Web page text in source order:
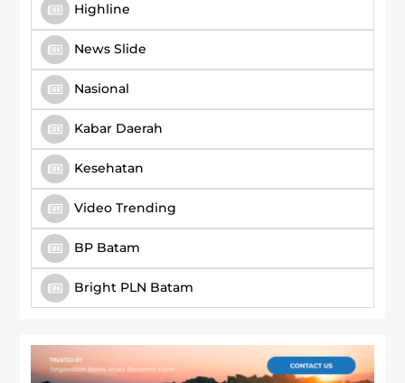
Highline
News Slide
Nasional
Kabar Daerah
Kesehatan
Video Trending
BP Batam
Bright PLN Batam